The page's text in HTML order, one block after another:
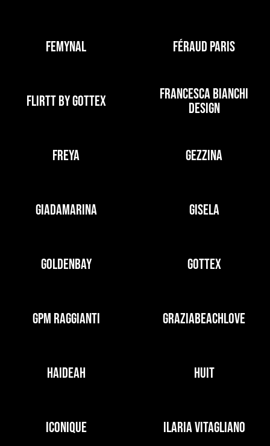
FEMYNAL FÉRAUD PARIS
FLIRTT BY GOTTEX
FRANCESCA BIANCHI
DESIGN
FREYA GEZZINA
GIADAMARINA GISELA
GOLDENBAY GOTTEX
GPM RAGGIANTI GRAZIABEACHLOVE
HAIDEAH HUIT
ICONIQUE ILARIA VITAGLIANO